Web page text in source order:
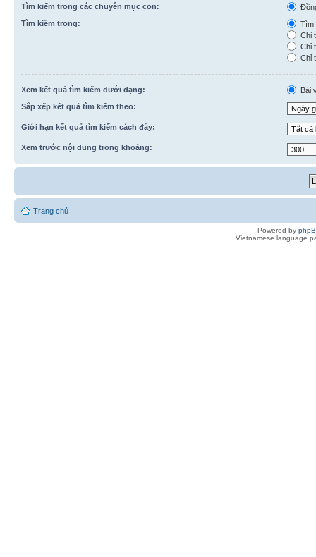
Tìm kiếm trong các chuyên mục con:
Tìm kiếm trong:
Tìm
Chỉ
Chỉ
Chỉ
Xem kết quả tìm kiếm dưới dạng:
Bài
Sắp xếp kết quả tìm kiếm theo:
Giới hạn kết quả tìm kiếm cách đây:
Xem trước nội dung trong khoảng:
Trang chủ
Powered by
Vietnamese language